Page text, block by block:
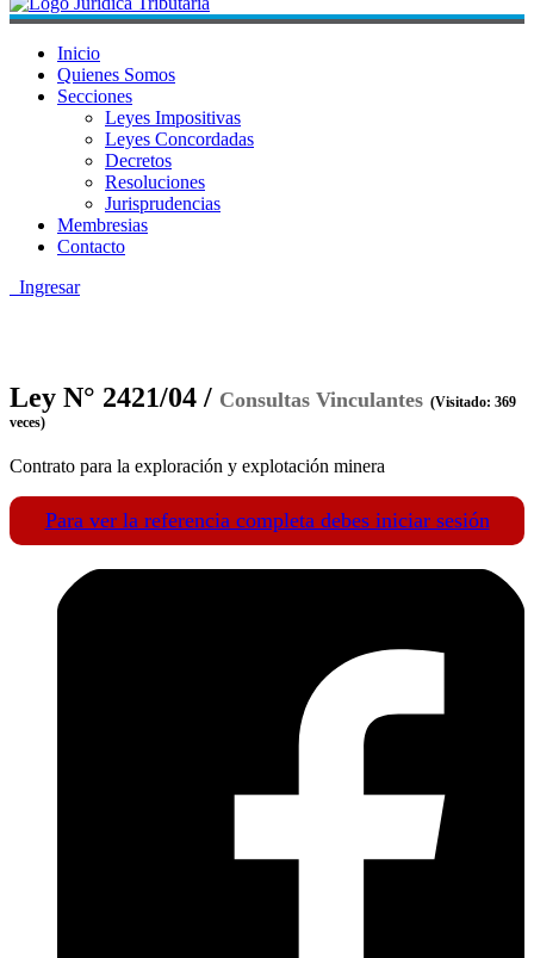
Inicio
Quienes Somos
Secciones
Leyes Impositivas
Leyes Concordadas
Decretos
Resoluciones
Jurisprudencias
Membresias
Contacto
Ingresar
Ley N° 2421/04 / Consultas Vinculantes (Visitado: 369
veces)
Contrato para la exploración y explotación minera
Para ver la referencia completa debes iniciar sesión